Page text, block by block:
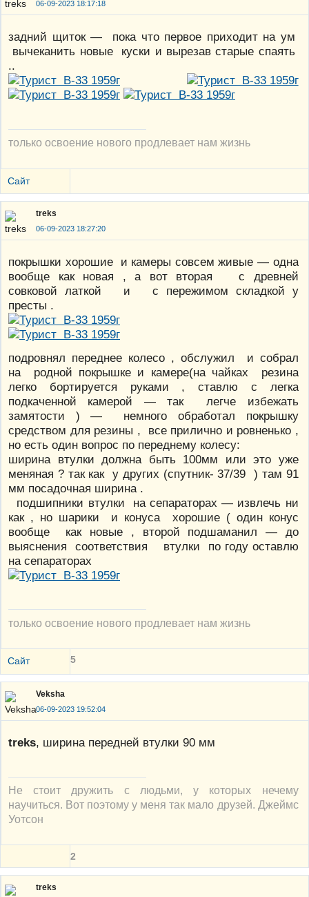
06-09-2023 18:17:18
задний щиток — пока что первое приходит на ум
вычеканить новые куски и вырезав старые спаять
..
только освоение нового продлевает нам жизнь
Сайт
treks
06-09-2023 18:27:20
покрышки хорошие и камеры совсем живые — одна
вообще как новая , а вот вторая с древней
совковой латкой и с пережимом складкой у
престы .
подровнял переднее колесо , обслужил и собрал
на родной покрышке и камере(на чайках резина
легко бортируется руками , ставлю с легка
подкаченной камерой — так легче избежать
замятости ) — немного обработал покрышку
средством для резины , все прилично и ровненько ,
но есть один вопрос по переднему колесу:
ширина втулки должна быть 100мм или это уже
меняная ? так как у других (спутник- 37/39 ) там 91
мм посадочная ширина .
подшипники втулки на сепараторах — извлечь ни
как , но шарики и конуса хорошие ( один конус
вообще как новые , второй подшаманил — до
выяснения соответствия втулки по году оставлю
на сепараторах
только освоение нового продлевает нам жизнь
Сайт 5
Veksha
06-09-2023 19:52:04
treks, ширина передней втулки 90 мм
Не стоит дружить с людьми, у которых нечему
научиться. Вот поэтому у меня так мало друзей. Джеймс
Уотсон
2
treks